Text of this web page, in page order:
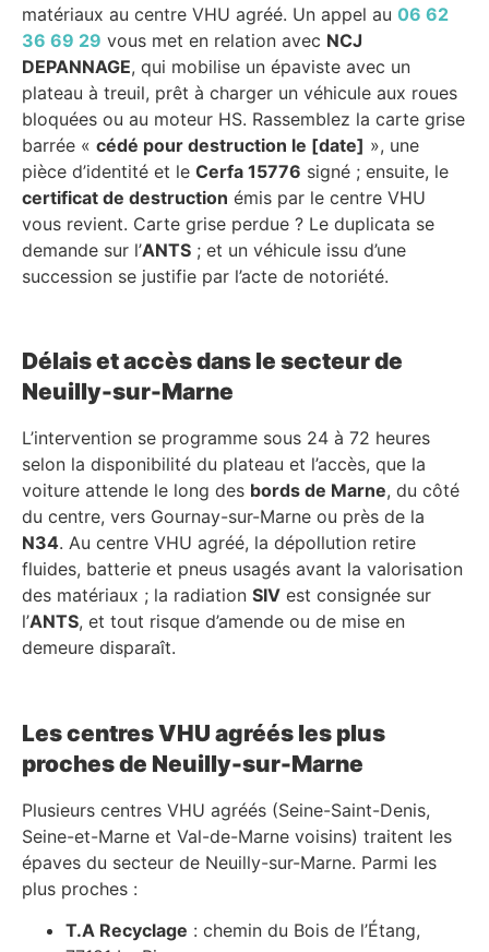
matériaux au centre VHU agréé. Un appel au 06 62
36 69 29 vous met en relation avec NCJ
DEPANNAGE, qui mobilise un épaviste avec un
plateau à treuil, prêt à charger un véhicule aux roues
bloquées ou au moteur HS. Rassemblez la carte grise
barrée « cédé pour destruction le [date] », une
pièce d’identité et le Cerfa 15776 signé ; ensuite, le
certificat de destruction émis par le centre VHU
vous revient. Carte grise perdue ? Le duplicata se
demande sur l’ANTS ; et un véhicule issu d’une
succession se justifie par l’acte de notoriété.
Délais et accès dans le secteur de
Neuilly-sur-Marne
L’intervention se programme sous 24 à 72 heures
selon la disponibilité du plateau et l’accès, que la
voiture attende le long des bords de Marne, du côté
du centre, vers Gournay-sur-Marne ou près de la
N34. Au centre VHU agréé, la dépollution retire
fluides, batterie et pneus usagés avant la valorisation
des matériaux ; la radiation SIV est consignée sur
l’ANTS, et tout risque d’amende ou de mise en
demeure disparaît.
Les centres VHU agréés les plus
proches de Neuilly-sur-Marne
Plusieurs centres VHU agréés (Seine-Saint-Denis,
Seine-et-Marne et Val-de-Marne voisins) traitent les
épaves du secteur de Neuilly-sur-Marne. Parmi les
plus proches :
T.A Recyclage : chemin du Bois de l’Étang,